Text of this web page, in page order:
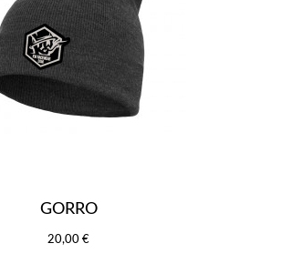
GORRO
20,00 €